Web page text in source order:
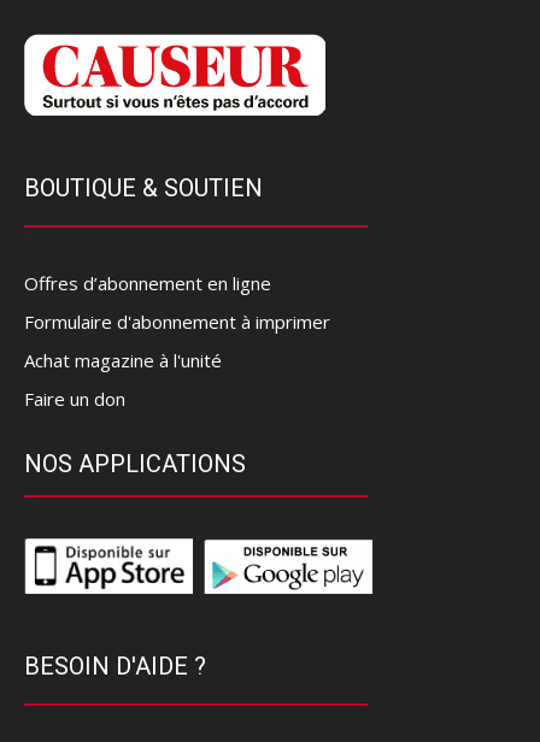
BOUTIQUE & SOUTIEN
Offres d’abonnement en ligne
Formulaire d'abonnement à imprimer
Achat magazine à l'unité
Faire un don
NOS APPLICATIONS
BESOIN D'AIDE ?